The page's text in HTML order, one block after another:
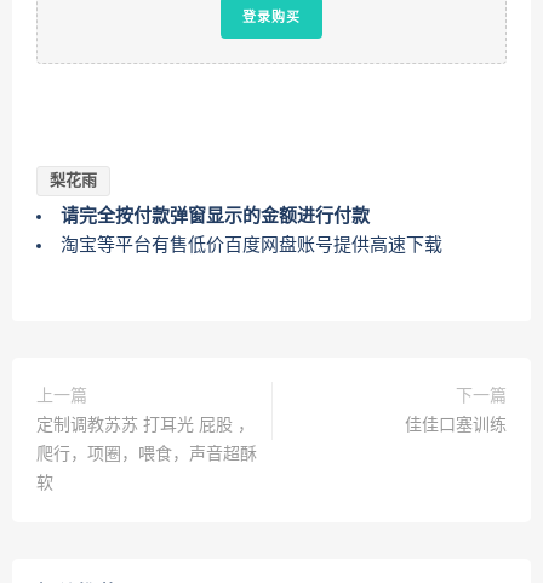
登录购买
梨花雨
请完全按付款弹窗显示的金额进行付款
淘宝等平台有售低价百度网盘账号提供高速下载
上一篇
定制调教苏苏 打耳光 屁股 ，
爬行，项圈，喂食，声音超酥
软
下一篇
佳佳口塞训练